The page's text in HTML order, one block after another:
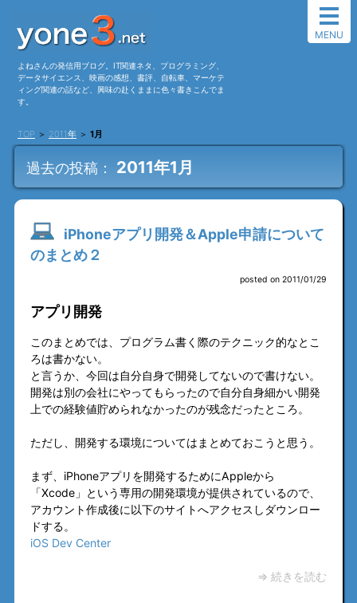
よねさんの発信用ブログ。IT関連ネタ、プログラミング、
データサイエンス、映画の感想、書評、自転車、マーケテ
ィング関連の話など、興味の赴くままに色々書きこんでま
す。
TOP ＞ 2011年 ＞ 1月
MENU
過去の投稿： 2011年1月
iPhoneアプリ開発＆Apple申請について
のまとめ２
posted on 2011/01/29
アプリ開発
このまとめでは、プログラム書く際のテクニック的なとこ
ろは書かない。
と言うか、今回は自分自身で開発してないので書けない。
開発は別の会社にやってもらったので自分自身細かい開発
上での経験値貯められなかったのが残念だったところ。
ただし、開発する環境についてはまとめておこうと思う。
まず、iPhoneアプリを開発するためにAppleから
「Xcode」という専用の開発環境が提供されているので、
アカウント作成後に以下のサイトへアクセスしダウンロー
ドする。
iOS Dev Center
⇒ 続きを読む